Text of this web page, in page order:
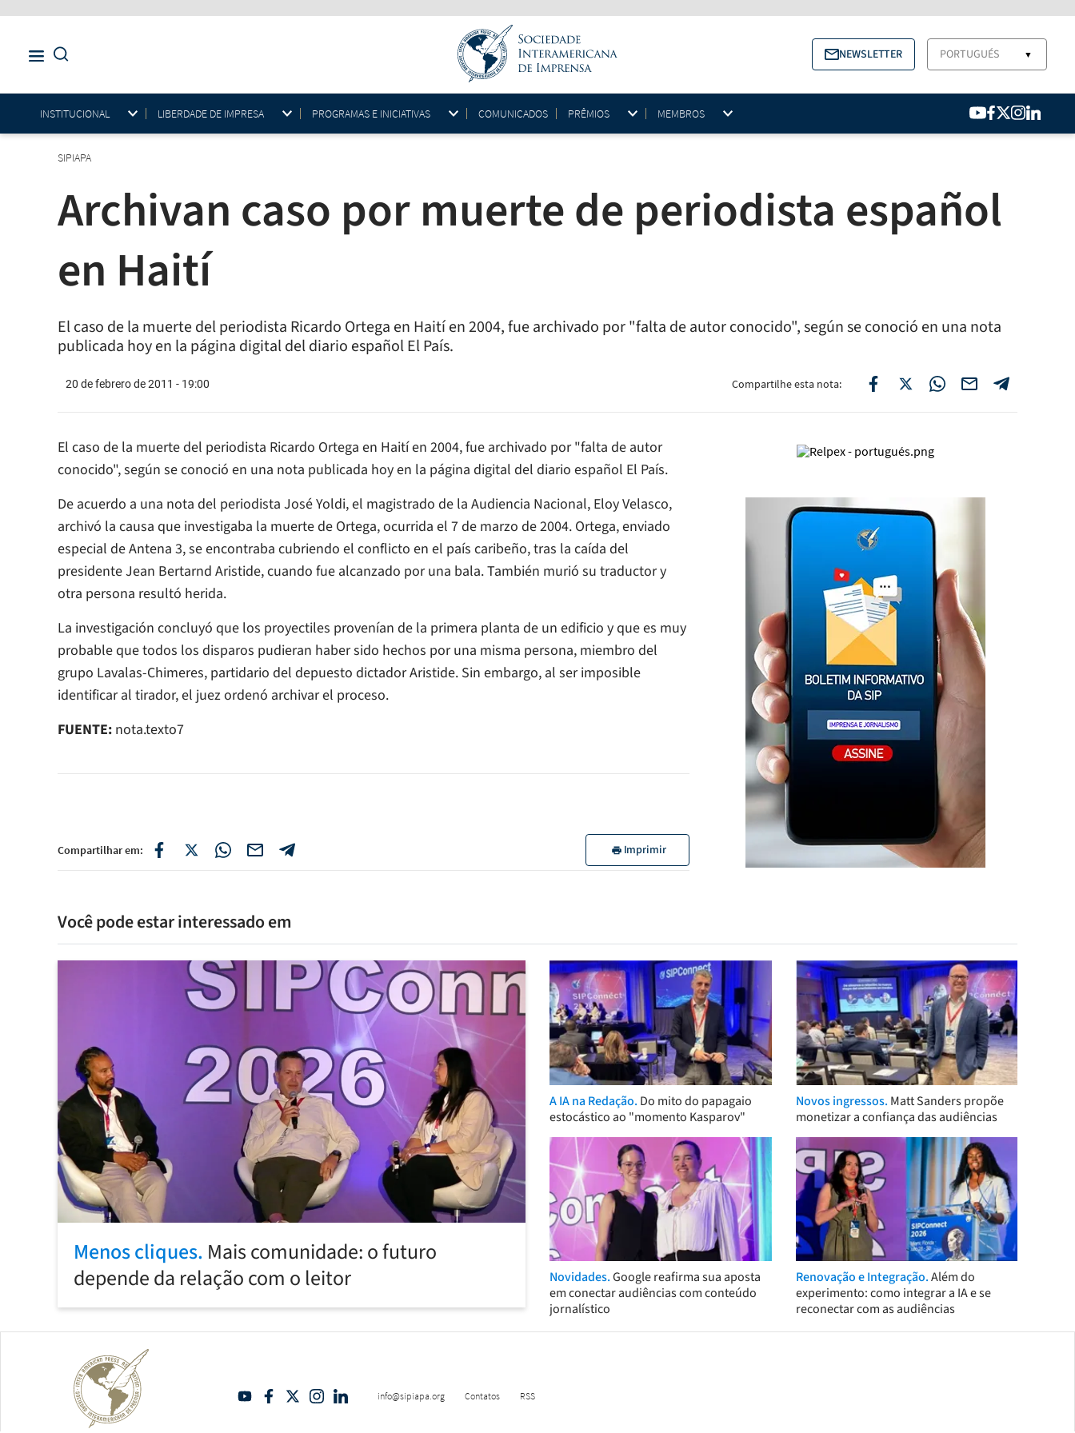
NEWSLETTER PORTUGUÉS ▼
INSTITUCIONAL LIBERDADE DE IMPRESA PROGRAMAS E INICIATIVAS COMUNICADOS PRÊMIOS MEMBROS
SIPIAPA
Archivan caso por muerte de periodista español
en Haití
El caso de la muerte del periodista Ricardo Ortega en Haití en 2004, fue archivado por "falta de autor conocido", según se conoció en una nota
publicada hoy en la página digital del diario español El País.
20 de febrero de 2011 - 19:00 Compartilhe esta nota:
El caso de la muerte del periodista Ricardo Ortega en Haití en 2004, fue archivado por "falta de autor
conocido", según se conoció en una nota publicada hoy en la página digital del diario español El País.
De acuerdo a una nota del periodista José Yoldi, el magistrado de la Audiencia Nacional, Eloy Velasco,
archivó la causa que investigaba la muerte de Ortega, ocurrida el 7 de marzo de 2004. Ortega, enviado
especial de Antena 3, se encontraba cubriendo el conflicto en el país caribeño, tras la caída del
presidente Jean Bertarnd Aristide, cuando fue alcanzado por una bala. También murió su traductor y
otra persona resultó herida.
La investigación concluyó que los proyectiles provenían de la primera planta de un edificio y que es muy
probable que todos los disparos pudieran haber sido hechos por una misma persona, miembro del
grupo Lavalas-Chimeres, partidario del depuesto dictador Aristide. Sin embargo, al ser imposible
identificar al tirador, el juez ordenó archivar el proceso.
FUENTE: nota.texto7
Compartilhar em: Imprimir
Você pode estar interessado em
Menos cliques. Mais comunidade: o futuro
depende da relação com o leitor
A IA na Redação. Do mito do papagaio
estocástico ao "momento Kasparov"
Novos ingressos. Matt Sanders propõe
monetizar a confiança das audiências
Novidades.Google reafirma sua aposta
em conectar audiências com conteúdo
jornalístico
Renovação e Integração.Além do
experimento: como integrar a IA e se
reconectar com as audiências
info@sipiapa.org Contatos RSS